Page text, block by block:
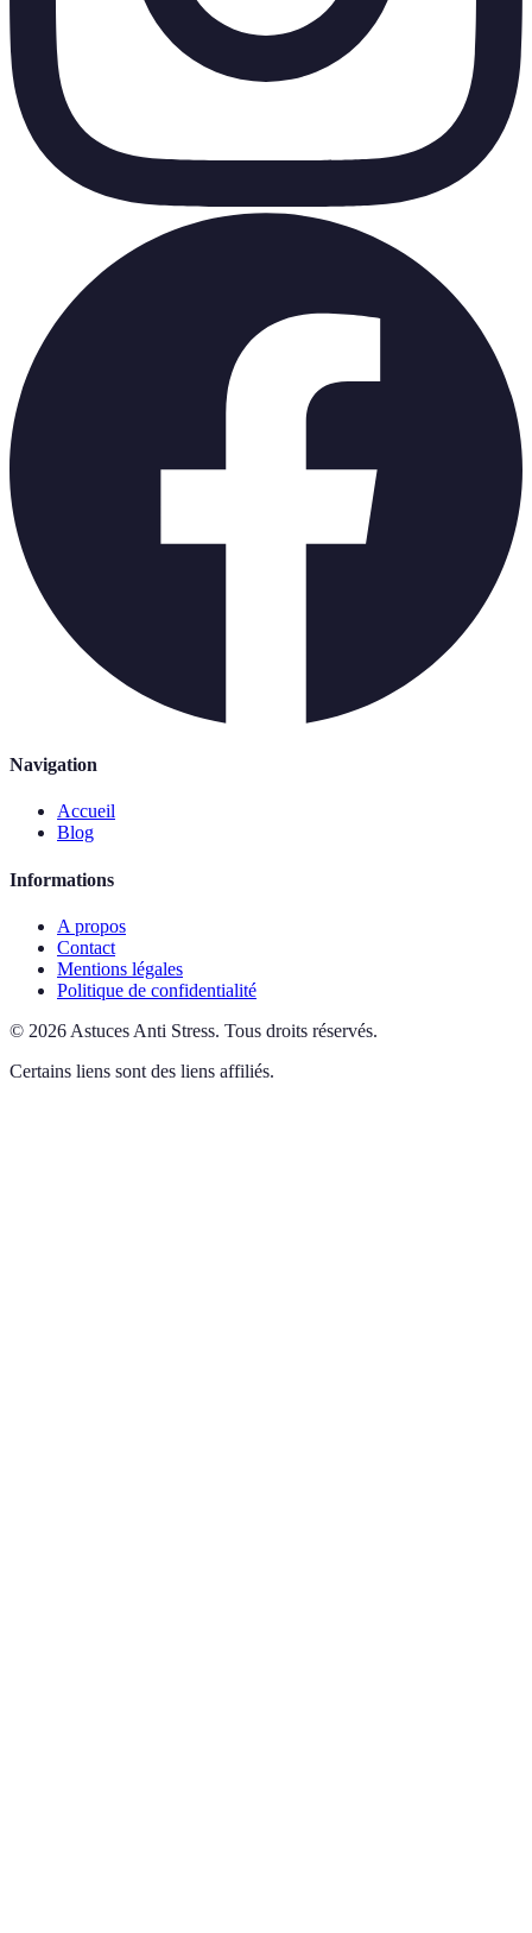
Navigation
Accueil
Blog
Informations
A propos
Contact
Mentions légales
Politique de confidentialité
© 2026 Astuces Anti Stress. Tous droits réservés.
Certains liens sont des liens affiliés.